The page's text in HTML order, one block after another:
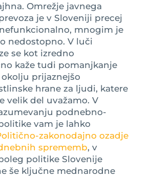
Omrežje javnega
je v Sloveniji precej
mnogim je
nedostopno. V luči
se kot izredno
kaže tudi pomanjkanje
prijaznejšo
hrane za ljudi, katere
velik del uvažamo. V
podnebno-
vam je lahko
zakonodajno ozadje
sprememb, v
politike Slovenije
še ključne mednarodne